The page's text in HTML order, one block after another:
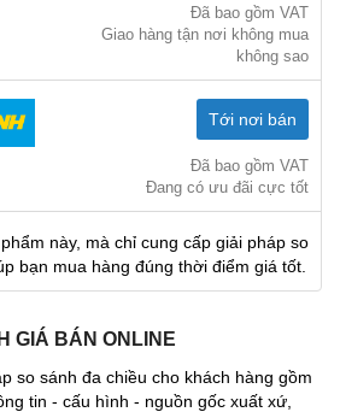
Đã bao gồm VAT
Giao hàng tận nơi không mua
không sao
Tới nơi bán
Đã bao gồm VAT
Đang có ưu đãi cực tốt
này, mà chỉ cung cấp giải pháp so
bạn mua hàng đúng thời điểm giá tốt.
GIÁ BÁN ONLINE
so sánh đa chiều cho khách hàng gồm
tin - cấu hình - nguồn gốc xuất xứ,